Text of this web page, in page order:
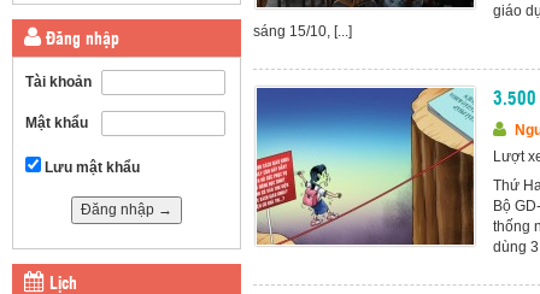
Đăng nhập
Tài khoản
Mật khẩu
Lưu mật khẩu
Lịch
giáo
sáng 15/10, [...]
3.500
Lượt
Thứ
Bộ
thống
dùng